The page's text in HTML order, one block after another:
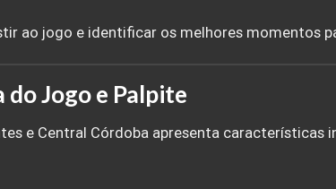
ao jogo e identificar os melhores momentos
Jogo e Palpite
e Central Córdoba apresenta características